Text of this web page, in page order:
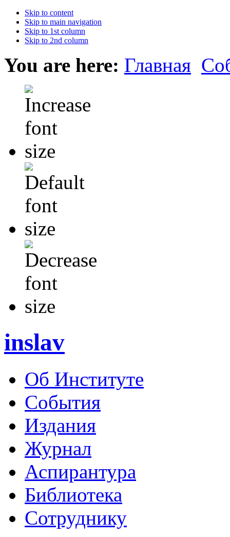
Skip to content
Skip to main navigation
Skip to 1st column
Skip to 2nd column
You are here: Главная
inslav
Об Институте
События
Издания
Журнал
Аспирантура
Библиотека
Сотруднику